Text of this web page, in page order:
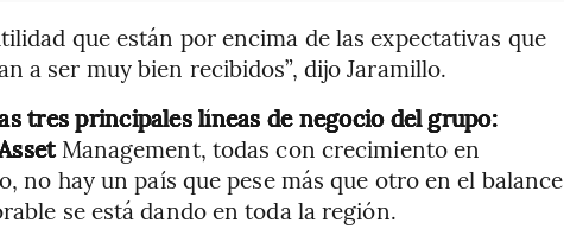
que están por encima de las expectativas que
a ser muy bien recibidos”, dijo Jaramillo.
tres principales líneas de negocio del grupo:
Management, todas con crecimiento en
no hay un país que pese más que otro en el balance
se está dando en toda la región.